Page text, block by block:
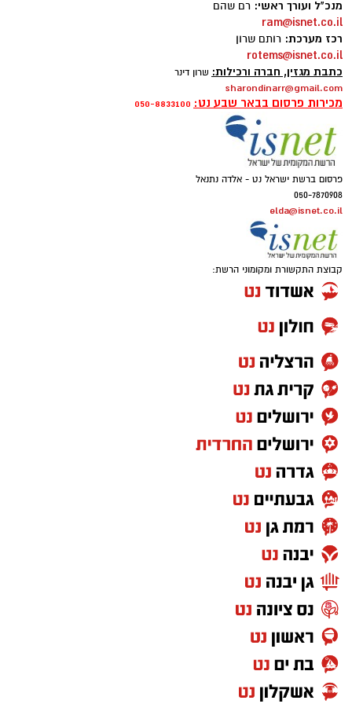
תגים:חרדיים חיילים
יותר סימני שאלה מתשובות.
אני רואה מחאות המוניות נגד גיוס בני ישיבות,
שומעת אמירות של רבנים ואישי ציבור שמעוררות
סערה ומעמיקות את הקרע, ורואה את השיח
הציבורי הופך מקוטב יותר ויותר.
במקביל, כמעט מדי יום מתפרסמת הודעה נוספת
על לוחם שנהרג או נפצע, על משפחה שנכנסת
למעגל השכול ועל צעירים שעוזבים את הבית כדי
להגן על כולנו.
ואז אני שואלת את עצמי שאלה פשוטה.
האם כולנו באמת נושאים באותה אחריות
למדינה?
אני לא כותבת מתוך שנאה. אני גם לא מאמינה
מנכ"ל ועורך ראשי: רם שהם
ram@isnet.co.il
רכז מערכת: רותם שרון
rotems@isnet.co.il
כתבת מגזין, חברה ורכילות: שרון דינר
sharondinarr@gmail.com
מכירות פרסום בבאר שבע נט: 050-8833100
פרסום ברשת ישראל נט - אלדה נתנאל
050-7870908
elda@isnet.co.il
קבוצת התקשורת ומקומוני הרשת: